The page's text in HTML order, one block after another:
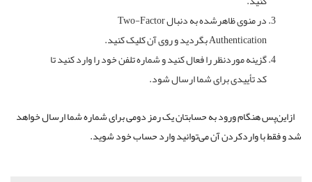
در منوی ظاهرشده به دنبالTwo-Factor
Authenticationبگردید و روی آن کلیک کنید.
گزینه موردنظر را فعال کنید و شماره تلفن خود را وارد کنید تا
کد تأییدی برای شما ارسال شود.
ازاین‌پس هنگام ورود به حسابتان یک رمز دومی برای شماره شما ارسال خواهد
شد و فقط با واردکردن آن می‌توانید وارد حساب خود شوید.